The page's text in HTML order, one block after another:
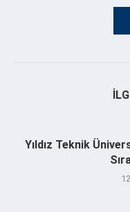
Yıldız Teknik